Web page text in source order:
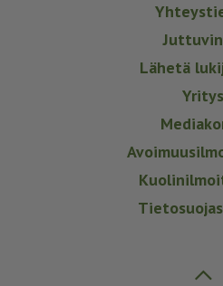
Lähetä
Yritys